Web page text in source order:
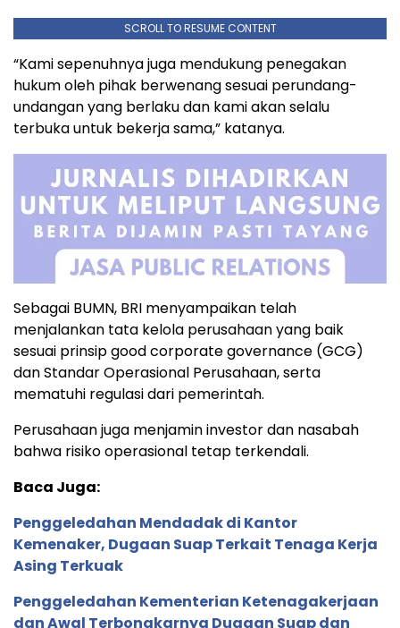
SCROLL TO RESUME CONTENT
“Kami sepenuhnya juga mendukung penegakan
hukum oleh pihak berwenang sesuai perundang-
undangan yang berlaku dan kami akan selalu
terbuka untuk bekerja sama,” katanya.
Sebagai BUMN, BRI menyampaikan telah
menjalankan tata kelola perusahaan yang baik
sesuai prinsip good corporate governance (GCG)
dan Standar Operasional Perusahaan, serta
mematuhi regulasi dari pemerintah.
Perusahaan juga menjamin investor dan nasabah
bahwa risiko operasional tetap terkendali.
Baca Juga:
Penggeledahan Mendadak di Kantor
Kemenaker, Dugaan Suap Terkait Tenaga Kerja
Asing Terkuak
Penggeledahan Kementerian Ketenagakerjaan
dan Awal Terbongkarnya Dugaan Suap dan